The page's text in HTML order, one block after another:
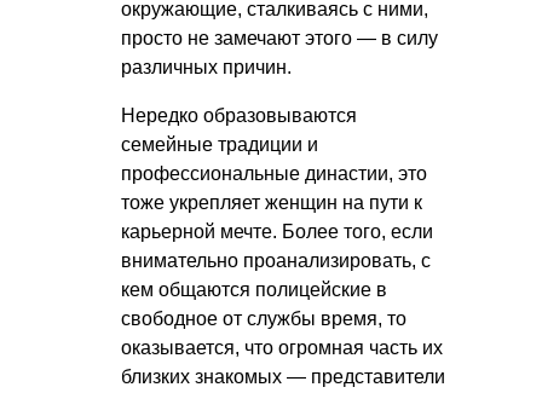
окружающие, сталкиваясь с ними,
просто не замечают этого — в силу
различных причин.
Нередко образовываются
семейные традиции и
профессиональные династии, это
тоже укрепляет женщин на пути к
карьерной мечте. Более того, если
внимательно проанализировать, с
кем общаются полицейские в
свободное от службы время, то
оказывается, что огромная часть их
близких знакомых — представители